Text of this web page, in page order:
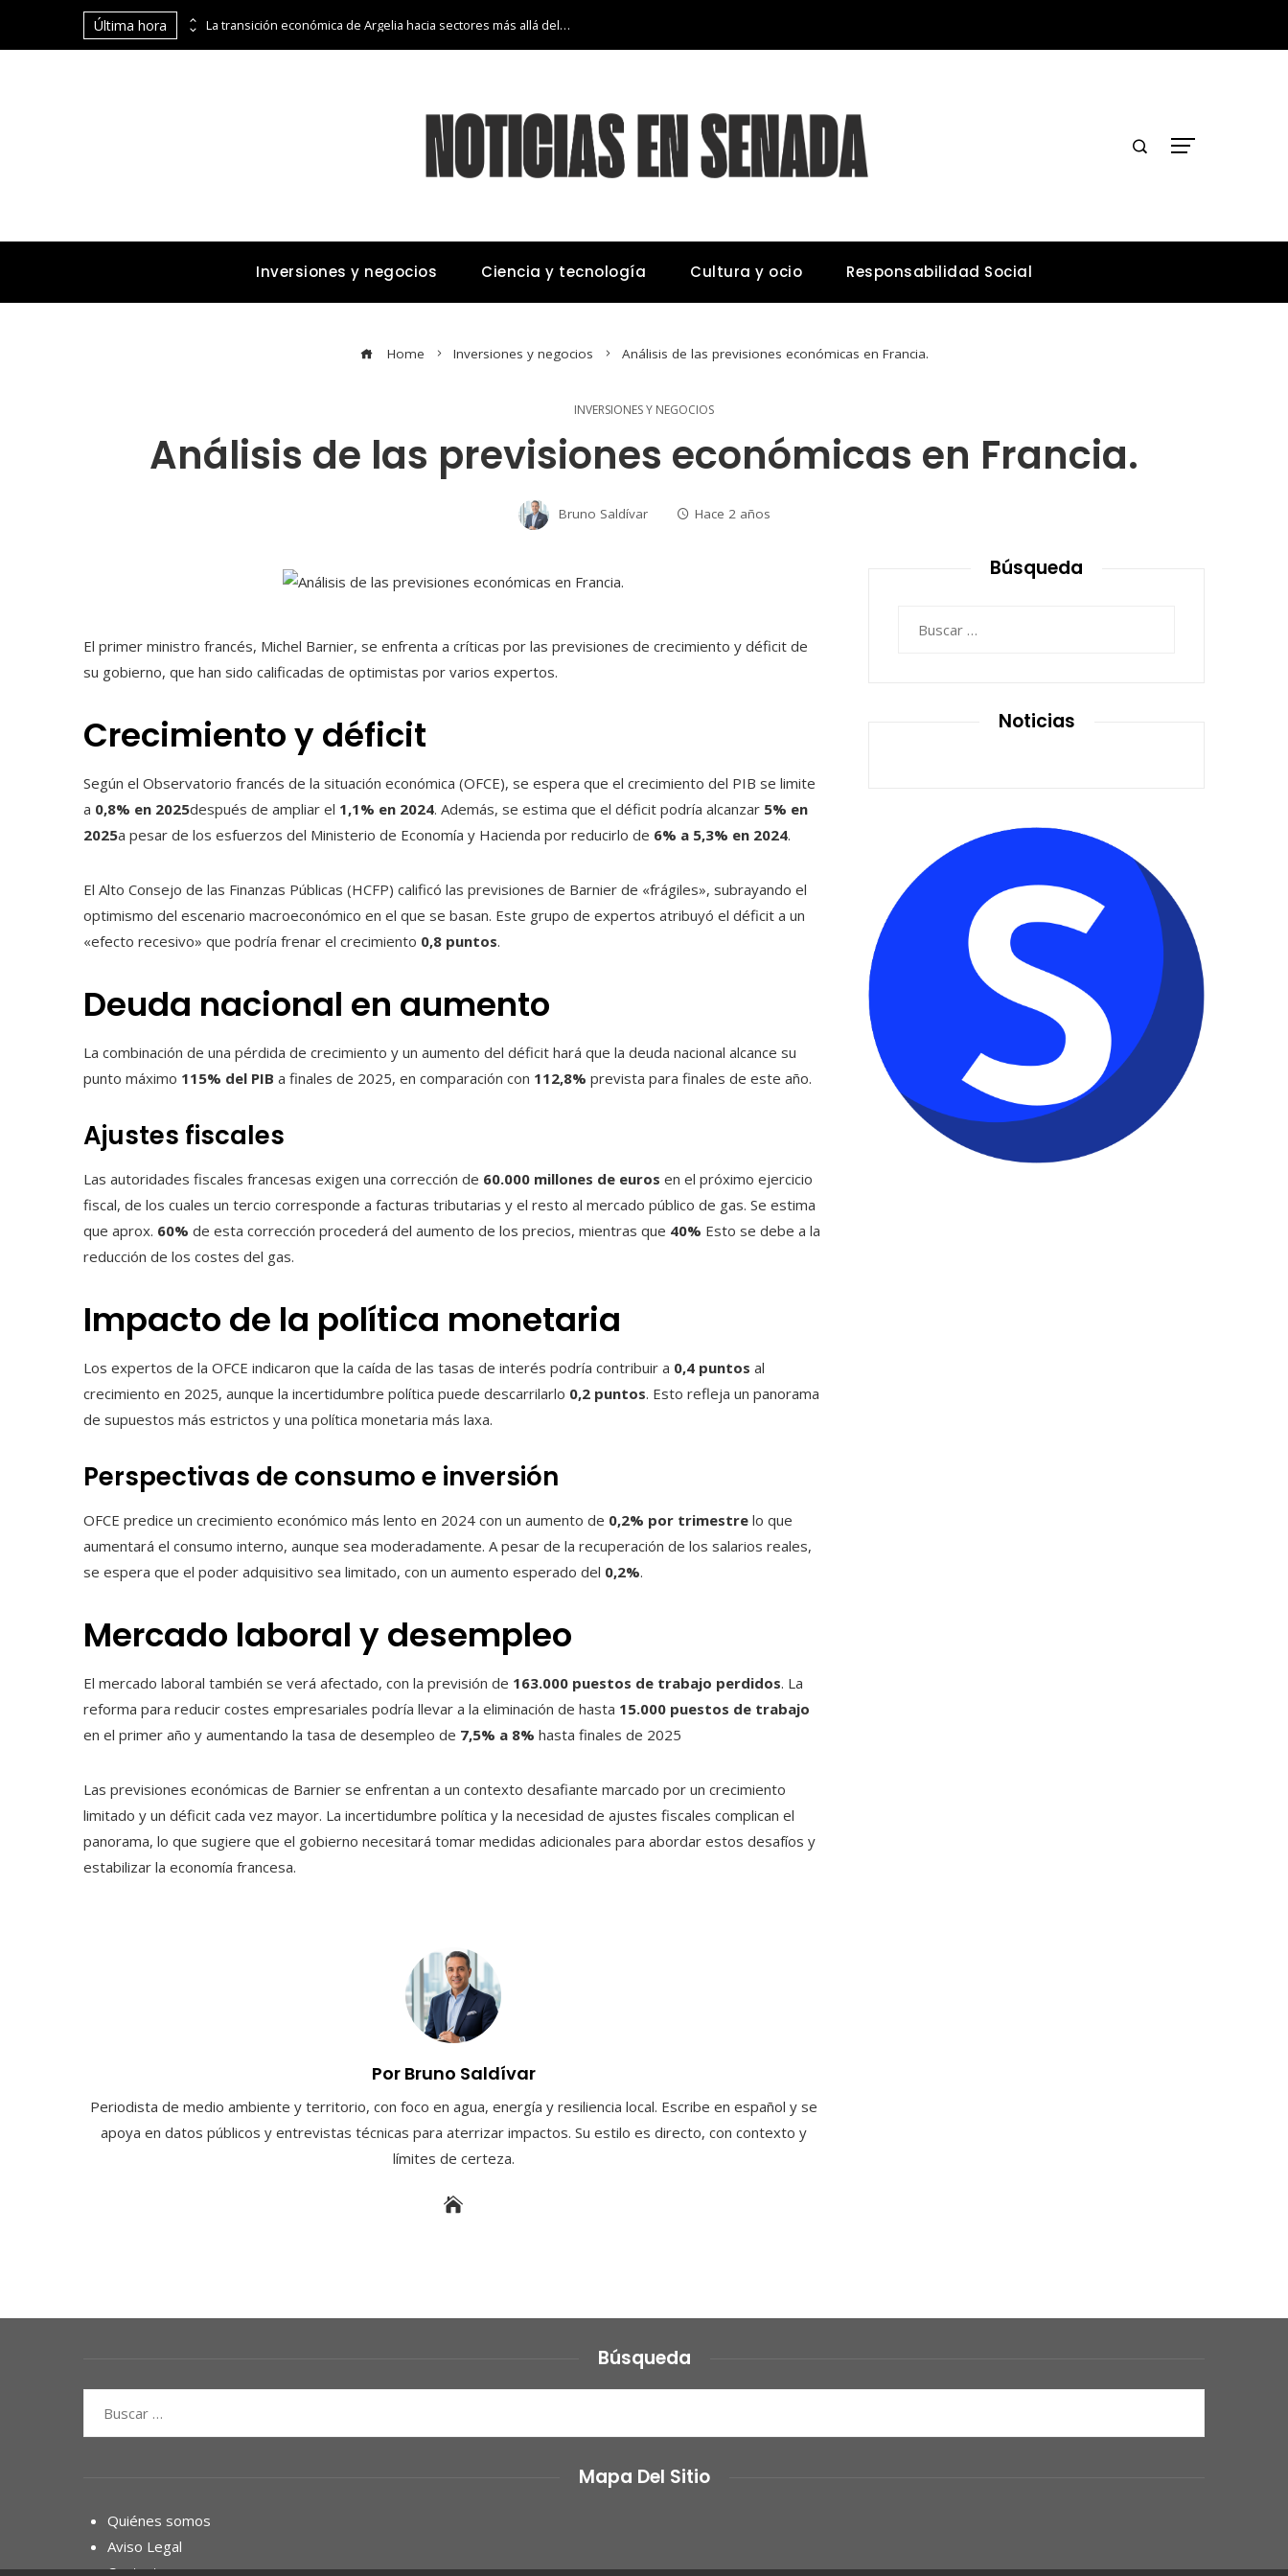
Última hora Cómo los imperios dominaron el comercio marítimo y terrestre antes de la era industrial La transición económica de Argelia hacia sectores más allá del petróleo y gas
Inversiones y negocios Ciencia y tecnología Cultura y ocio Responsabilidad Social
Home Inversiones y negocios Análisis de las previsiones económicas en Francia.
INVERSIONES Y NEGOCIOS
Análisis de las previsiones económicas en Francia.
Bruno Saldívar Hace 2 años
El primer ministro francés, Michel Barnier, se enfrenta a críticas por las previsiones de crecimiento y déficit de
su gobierno, que han sido calificadas de optimistas por varios expertos.
Crecimiento y déficit
Según el Observatorio francés de la situación económica (OFCE), se espera que el crecimiento del PIB se limite
a 0,8% en 2025después de ampliar el 1,1% en 2024. Además, se estima que el déficit podría alcanzar 5% en
2025a pesar de los esfuerzos del Ministerio de Economía y Hacienda por reducirlo de 6% a 5,3% en 2024.
El Alto Consejo de las Finanzas Públicas (HCFP) calificó las previsiones de Barnier de «frágiles», subrayando el
optimismo del escenario macroeconómico en el que se basan. Este grupo de expertos atribuyó el déficit a un
«efecto recesivo» que podría frenar el crecimiento 0,8 puntos.
Deuda nacional en aumento
La combinación de una pérdida de crecimiento y un aumento del déficit hará que la deuda nacional alcance su
punto máximo 115% del PIB a finales de 2025, en comparación con 112,8% prevista para finales de este año.
Ajustes fiscales
Las autoridades fiscales francesas exigen una corrección de 60.000 millones de euros en el próximo ejercicio
fiscal, de los cuales un tercio corresponde a facturas tributarias y el resto al mercado público de gas. Se estima
que aprox. 60% de esta corrección procederá del aumento de los precios, mientras que 40% Esto se debe a la
reducción de los costes del gas.
Impacto de la política monetaria
Los expertos de la OFCE indicaron que la caída de las tasas de interés podría contribuir a 0,4 puntos al
crecimiento en 2025, aunque la incertidumbre política puede descarrilarlo 0,2 puntos. Esto refleja un panorama
de supuestos más estrictos y una política monetaria más laxa.
Perspectivas de consumo e inversión
OFCE predice un crecimiento económico más lento en 2024 con un aumento de 0,2% por trimestre lo que
aumentará el consumo interno, aunque sea moderadamente. A pesar de la recuperación de los salarios reales,
se espera que el poder adquisitivo sea limitado, con un aumento esperado del 0,2%.
Mercado laboral y desempleo
El mercado laboral también se verá afectado, con la previsión de 163.000 puestos de trabajo perdidos. La
reforma para reducir costes empresariales podría llevar a la eliminación de hasta 15.000 puestos de trabajo
en el primer año y aumentando la tasa de desempleo de 7,5% a 8% hasta finales de 2025
Las previsiones económicas de Barnier se enfrentan a un contexto desafiante marcado por un crecimiento
limitado y un déficit cada vez mayor. La incertidumbre política y la necesidad de ajustes fiscales complican el
panorama, lo que sugiere que el gobierno necesitará tomar medidas adicionales para abordar estos desafíos y
estabilizar la economía francesa.
Por Bruno Saldívar
Periodista de medio ambiente y territorio, con foco en agua, energía y resiliencia local. Escribe en español y se
apoya en datos públicos y entrevistas técnicas para aterrizar impactos. Su estilo es directo, con contexto y
límites de certeza.
Búsqueda
Noticias
Búsqueda
Mapa Del Sitio
Quiénes somos
Aviso Legal